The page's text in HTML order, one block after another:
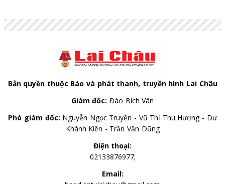
Bản quyền thuộc Báo và phát thanh, truyền hình Lai Châu
Giám đốc: Đào Bích Vân
Phó giám đốc: Nguyễn Ngọc Truyền - Vũ Thị Thu Hương - Dư
Khánh Kiên - Trần Văn Dũng
Điện thoại:
02133876977;
Email: